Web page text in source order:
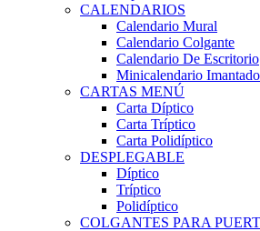
CALENDARIOS
Calendario Mural
Calendario Colgante
Calendario De Escritorio
Minicalendario Imantado
CARTAS MENÚ
Carta Díptico
Carta Tríptico
Carta Polidíptico
DESPLEGABLE
Díptico
Tríptico
Polidíptico
COLGANTES PARA